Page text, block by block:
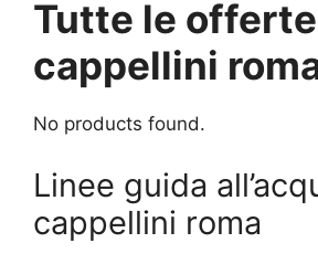
Tutte le
cappellini
No products found.
Linee guida
cappellini roma